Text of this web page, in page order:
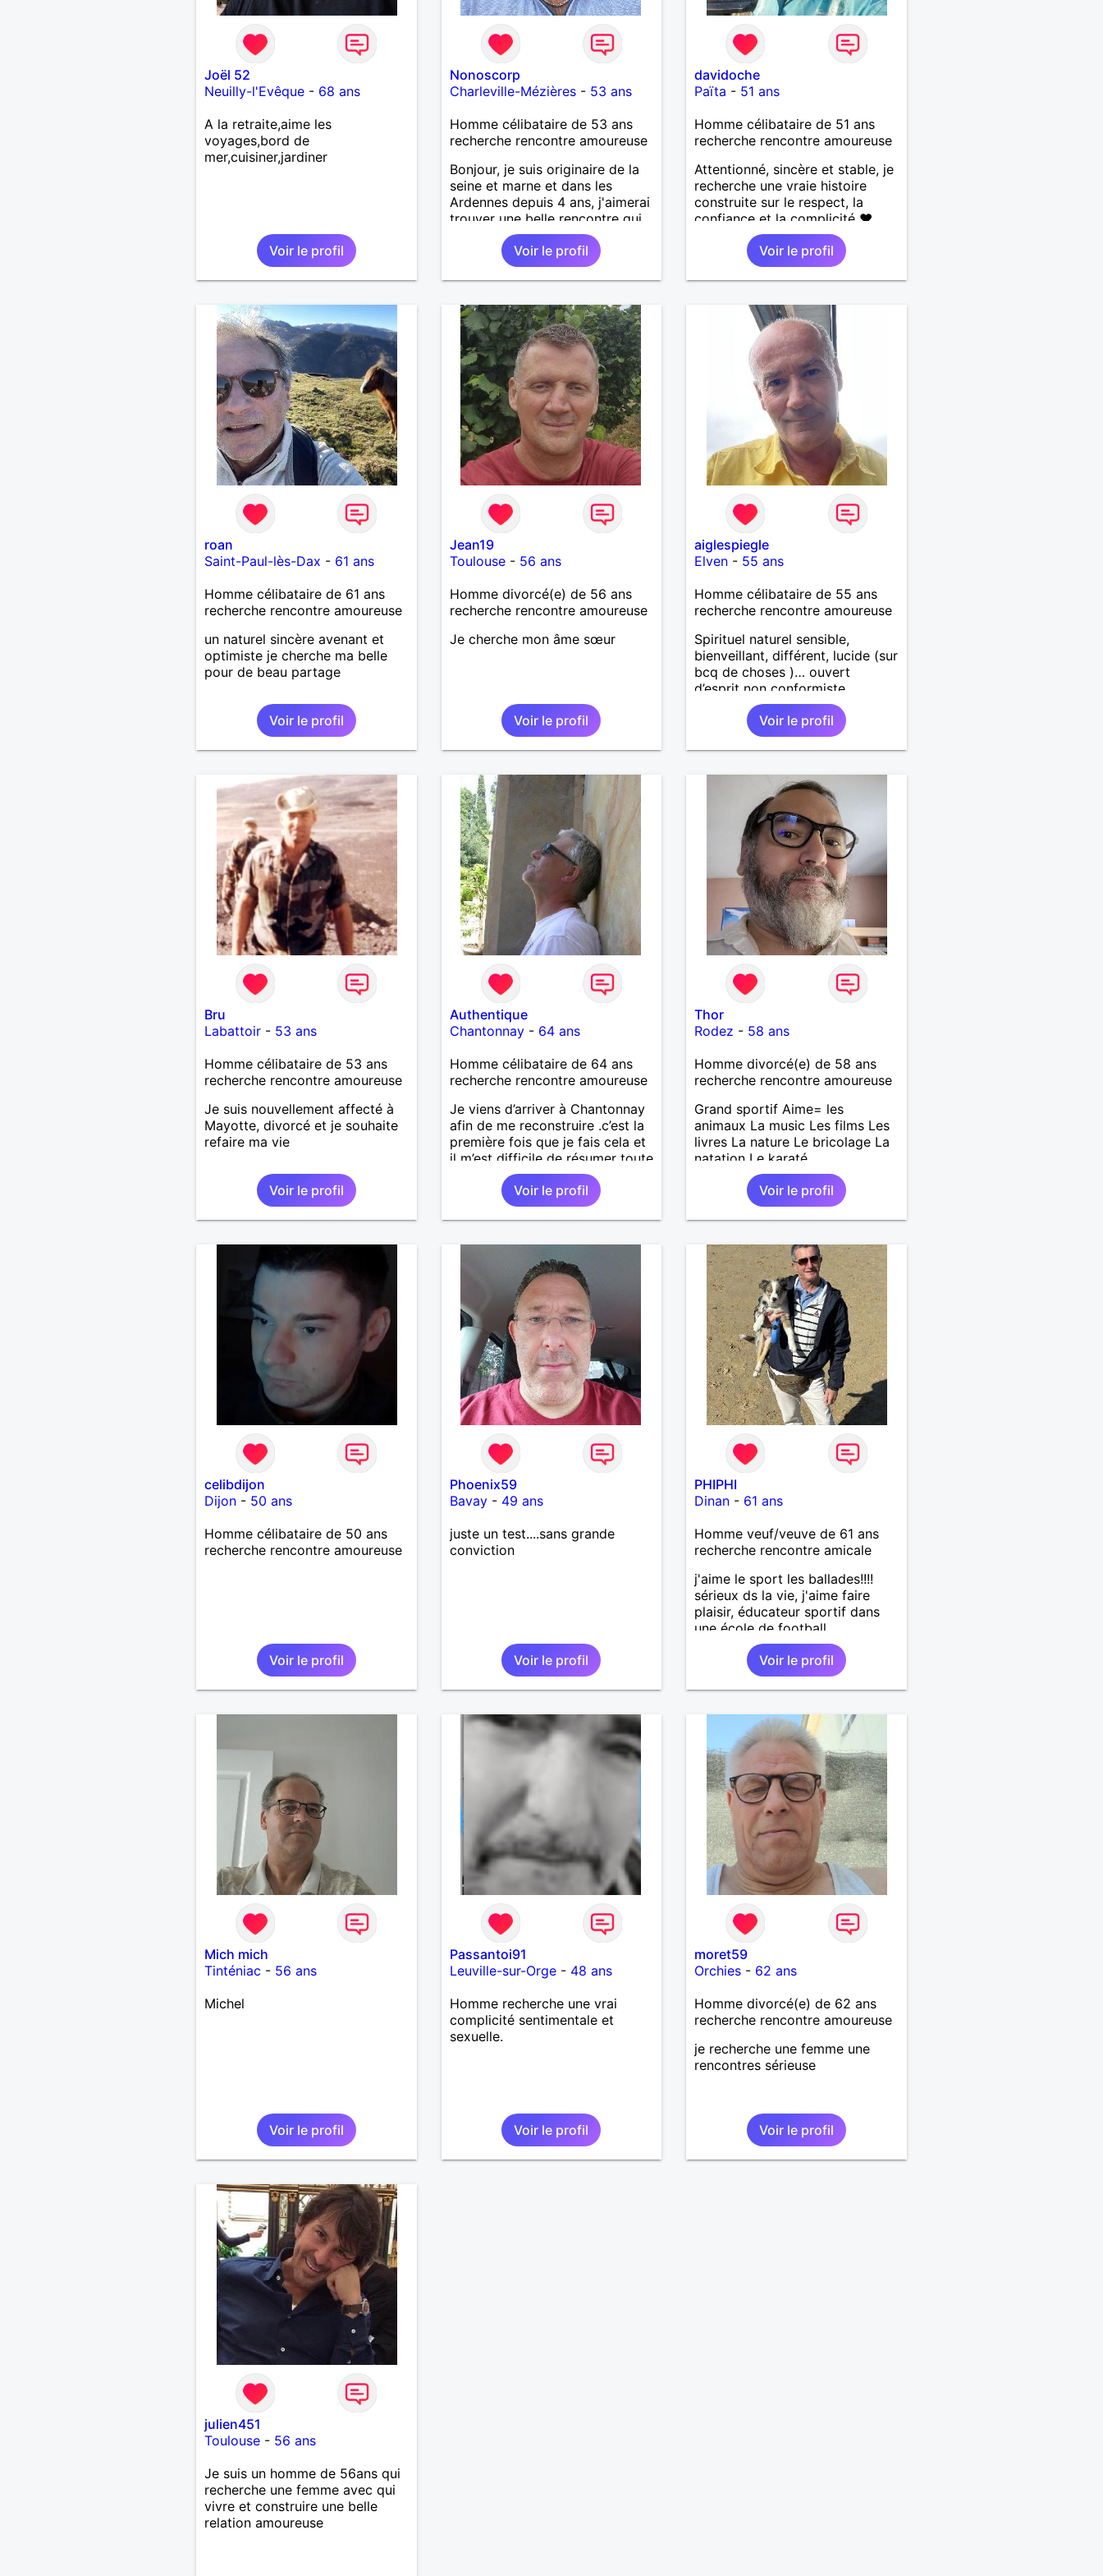
Joël 52
Neuilly-l'Evêque- 68 ans
A la retraite,aime les
voyages,bord de
mer,cuisiner,jardiner
Voir le profil
Nonoscorp
Charleville-Mézières- 53 ans
Homme célibataire de 53 ans
recherche rencontre amoureuse
Bonjour, je suis originaire de la
seine et marne et dans les
Ardennes depuis 4 ans, j'aimerai
trouver une belle rencontre qui
me ferai découvrir cette belle
région sur mon temps libre, je
recherche quelqu'un de simple
et sincère, une bonne complicité
ravirait.. alors si l'envie de me
découvrir vous en dit, je vous
dis à bientôt.
Voir le profil
davidoche
Païta - 51 ans
Homme célibataire de 51 ans
recherche rencontre amoureuse
Attentionné, sincère et stable, je
recherche une vraie histoire
construite sur le respect, la
confiance et la complicité ❤️
J’aime les choses simples de la
vie : la nature, la mer, les
moments authentiques et les
personnes au grand cœur 🌊🌿
les petits moments de tendresse
et les calinous réguliers 😊❤️ La
solitude finit parfois par peser,
alors si tu es en Nouvelle-
Calédonie et que tu crois encore
à un amour vrai, prenons le
temps de discuter… et laissons
l’avenir nous guider 🌹
Voir le profil
roan
Saint-Paul-lès-Dax - 61 ans
Homme célibataire de 61 ans
recherche rencontre amoureuse
un naturel sincère avenant et
optimiste je cherche ma belle
pour de beau partage
Voir le profil
Jean19
Toulouse- 56 ans
Homme divorcé(e) de 56 ans
recherche rencontre amoureuse
Je cherche mon âme sœur
Voir le profil
aiglespiegle
Elven - 55 ans
Homme célibataire de 55 ans
recherche rencontre amoureuse
Spirituel naturel sensible,
bienveillant, différent, lucide (sur
bcq de choses )… ouvert
d’esprit non conformiste.
Recherche en l’autre un peu la
même chose…Voir le profil
Bru
Labattoir- 53 ans
Homme célibataire de 53 ans
recherche rencontre amoureuse
Je suis nouvellement affecté à
Mayotte, divorcé et je souhaite
refaire ma vie
Voir le profil
Authentique
Chantonnay- 64 ans
Homme célibataire de 64 ans
recherche rencontre amoureuse
Je viens d’arriver à Chantonnay
afin de me reconstruire .c’est la
première fois que je fais cela et
il m’est difficile de résumer toute
une vie.je suis à la retraite et
aujourd’hui c’est mon
anniversaire !J’aimerais
rencontrer quelqu’un qui partage
quelqu’un un être humain
Voir le profil
Thor
Rodez - 58 ans
Homme divorcé(e) de 58 ans
recherche rencontre amoureuse
Grand sportif Aime= les
animaux La music Les films Les
livres La nature Le bricolage La
natation Le karaté
Voir le profil
celibdijon
Dijon- 50 ans
Homme célibataire de 50 ans
recherche rencontre amoureuse
Voir le profil
Phoenix59
Bavay- 49 ans
juste un test....sans grande
conviction
Voir le profil
PHIPHI
Dinan - 61 ans
Homme veuf/veuve de 61 ans
recherche rencontre amicale
j'aime le sport les ballades!!!!
sérieux ds la vie, j'aime faire
plaisir, éducateur sportif dans
une école de football .
Voir le profil
Mich mich
Tinténiac - 56 ans
Michel
Voir le profil
Passantoi91
Leuville-sur-Orge- 48 ans
Homme recherche une vrai
complicité sentimentale et
sexuelle.
Voir le profil
moret59
Orchies - 62 ans
Homme divorcé(e) de 62 ans
recherche rencontre amoureuse
je recherche une femme une
rencontres sérieuse
Voir le profil
julien451
Toulouse- 56 ans
Je suis un homme de 56ans qui
recherche une femme avec qui
vivre et construire une belle
relation amoureuse